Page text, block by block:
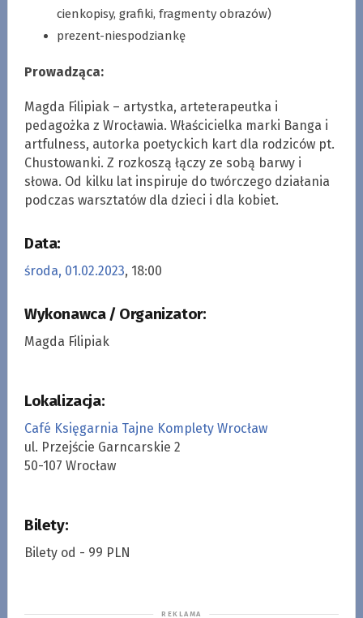
cienkopisy, grafiki, fragmenty obrazów)
prezent-niespodziankę
Prowadząca:
Magda Filipiak – artystka, arteterapeutka i
pedagożka z Wrocławia. Właścicielka marki Banga i
artfulness, autorka poetyckich kart dla rodziców pt.
Chustowanki. Z rozkoszą łączy ze sobą barwy i
słowa. Od kilku lat inspiruje do twórczego działania
podczas warsztatów dla dzieci i dla kobiet.
Data:
środa, 01.02.2023, 18:00
Wykonawca / Organizator:
Magda Filipiak
Lokalizacja:
Café Księgarnia Tajne Komplety Wrocław
ul. Przejście Garncarskie 2
50-107 Wrocław
Bilety:
Bilety od - 99 PLN